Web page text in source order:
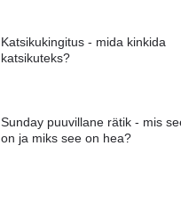
Katsikukingitus - mida kinkida
katsikuteks?
Sunday puuvillane rätik - mis
on ja miks see on hea?